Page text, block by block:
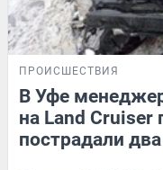
ПРОИСШЕСТВИЯ
В Уфе
на Land
пострадали